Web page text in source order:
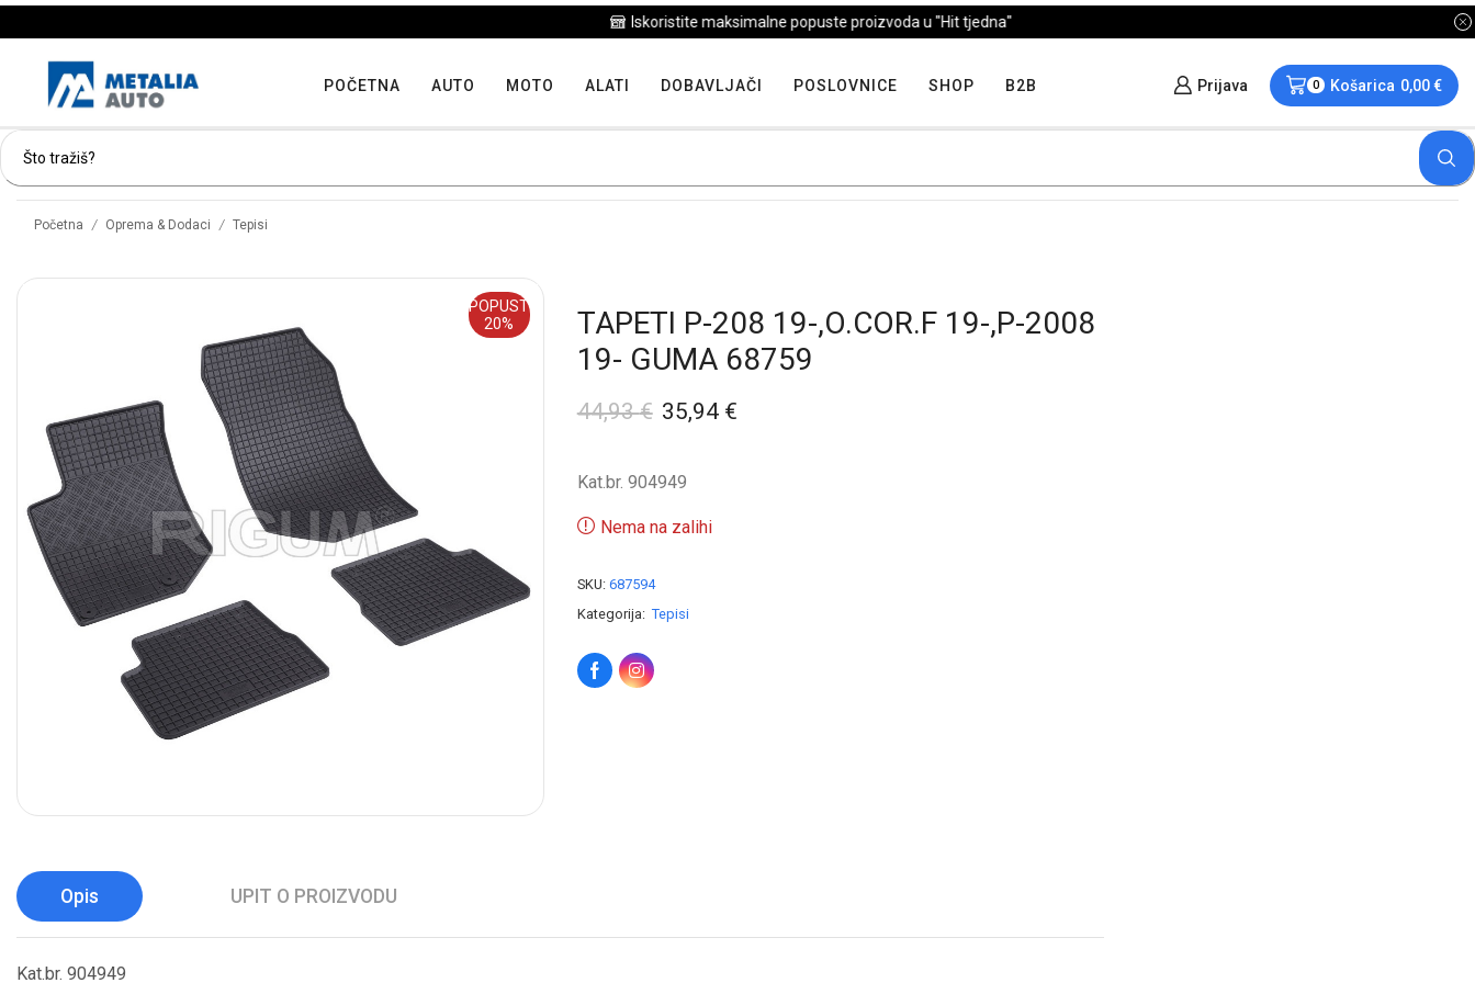
Iskoristite maksimalne popuste proizvoda u "Hit tjedna"
POČETNA AUTO MOTO ALATI DOBAVLJAČI POSLOVNICE SHOP B2B Prijava 0 Košarica 0,00€
Početna / Oprema & Dodaci / Tepisi
POPUST
20%
TAPETI P-208 19-,O.COR.F 19-,P-2008
19- GUMA 68759
44,93€ 35,94 €
Kat.br. 904949
Nema na zalihi
SKU: 687594
Kategorija: Tepisi
Opis UPIT O PROIZVODU
Kat.br. 904949